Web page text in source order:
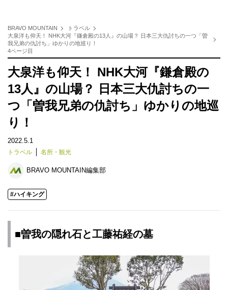
BRAVO MOUNTAIN
トラベル
大泉洋も仰天！ NHK大河『鎌倉殿の13人』の山場？ 日本三大仇討ちの一つ「曽
我兄弟の仇討ち」ゆかりの地巡り！
4ページ目
大泉洋も仰天！ NHK大河『鎌倉殿の
13人』の山場？ 日本三大仇討ちの一
つ「曽我兄弟の仇討ち」ゆかりの地巡
り！
2022.5.1
トラベル 名所・観光
BRAVO MOUNTAIN編集部
#ハイキング
■曽我の隠れ石と工藤祐経の墓